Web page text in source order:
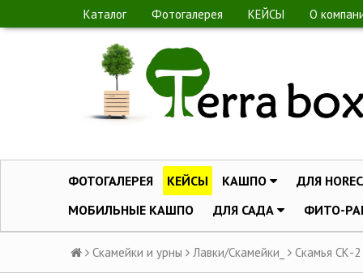
Каталог Фотогалерея КЕЙСЫ О
ФОТОГАЛЕРЕЯ КЕЙСЫ КАШПО
ДЛЯ
МОБИЛЬНЫЕ КАШПО
ДЛЯ САДА ФИТО-
Скамейки и урны Лавки/Скамейки_ Скамья СК-2